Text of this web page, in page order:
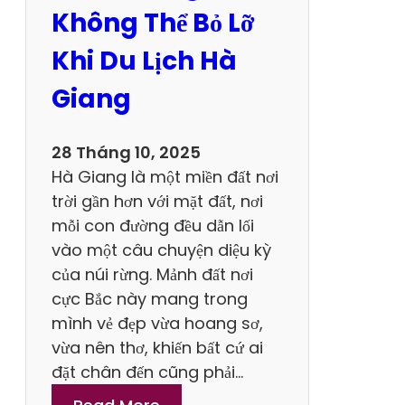
i
T
h
Q
u
a
n
T
r
ả
i
N
g
h
Không Thể Bỏ Lỡ
Khi Du Lịch Hà
Giang
28 Tháng 10, 2025
Hà Giang là một miền đất nơi
trời gần hơn với mặt đất, nơi
mỗi con đường đều dẫn lối
vào một câu chuyện diệu kỳ
của núi rừng. Mảnh đất nơi
cực Bắc này mang trong
mình vẻ đẹp vừa hoang sơ,
vừa nên thơ, khiến bất cứ ai
đặt chân đến cũng phải…